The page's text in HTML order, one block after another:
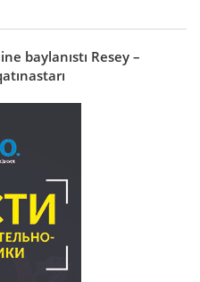
baylanıstı Resey –